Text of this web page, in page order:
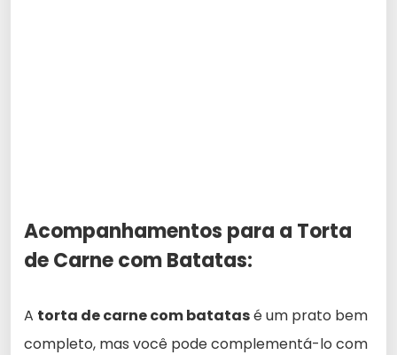
Acompanhamentos para a Torta
de Carne com Batatas:
A torta de carne com batatasé um prato bem
completo, mas você pode complementá-lo com